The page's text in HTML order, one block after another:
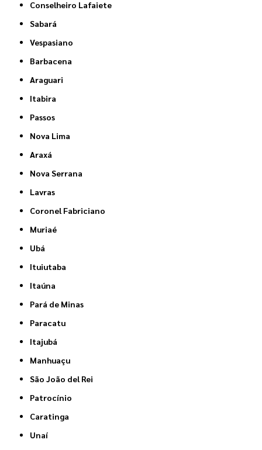
Conselheiro Lafaiete
Sabará
Vespasiano
Barbacena
Araguari
Itabira
Passos
Nova Lima
Araxá
Nova Serrana
Lavras
Coronel Fabriciano
Muriaé
Ubá
Ituiutaba
Itaúna
Pará de Minas
Paracatu
Itajubá
Manhuaçu
São João del Rei
Patrocínio
Caratinga
Unaí